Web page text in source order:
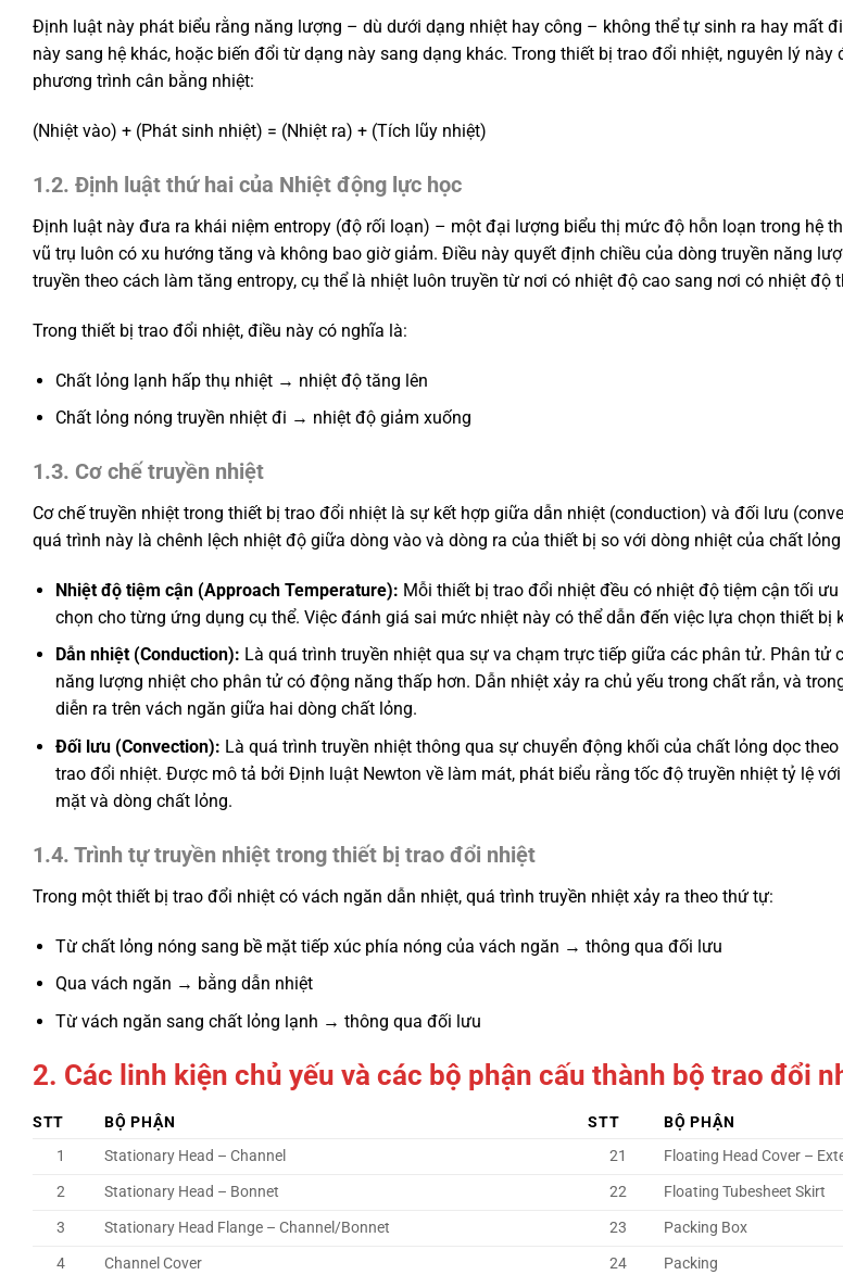
Định luật này phát biểu rằng năng lượng – dù dưới dạng nhiệt hay công – không thể tự sinh ra hay mất
này sang hệ khác, hoặc biến đổi từ dạng này sang dạng khác. Trong thiết bị trao đổi nhiệt, nguyên lý này
phương trình cân bằng nhiệt:
(Nhiệt vào) + (Phát sinh nhiệt) = (Nhiệt ra) + (Tích lũy nhiệt)
1.2. Định luật thứ hai của Nhiệt động lực học
Định luật này đưa ra khái niệm entropy (độ rối loạn) – một đại lượng biểu thị mức độ hỗn loạn trong hệ
vũ trụ luôn có xu hướng tăng và không bao giờ giảm. Điều này quyết định chiều của dòng truyền năng
truyền theo cách làm tăng entropy, cụ thể là nhiệt luôn truyền từ nơi có nhiệt độ cao sang nơi có nhiệt độ
Trong thiết bị trao đổi nhiệt, điều này có nghĩa là:
Chất lỏng lạnh hấp thụ nhiệt → nhiệt độ tăng lên
Chất lỏng nóng truyền nhiệt đi → nhiệt độ giảm xuống
1.3. Cơ chế truyền nhiệt
Cơ chế truyền nhiệt trong thiết bị trao đổi nhiệt là sự kết hợp giữa dẫn nhiệt (conduction) và đối lưu
quá trình này là chênh lệch nhiệt độ giữa dòng vào và dòng ra của thiết bị so với dòng nhiệt của chất
Nhiệt độ tiệm cận (Approach Temperature): Mỗi thiết bị trao đổi nhiệt đều có nhiệt độ tiệm cận tối
chọn cho từng ứng dụng cụ thể. Việc đánh giá sai mức nhiệt này có thể dẫn đến việc lựa chọn thiết bị
Dẫn nhiệt (Conduction): Là quá trình truyền nhiệt qua sự va chạm trực tiếp giữa các phân tử. Phân tử
năng lượng nhiệt cho phân tử có động năng thấp hơn. Dẫn nhiệt xảy ra chủ yếu trong chất rắn, và
diễn ra trên vách ngăn giữa hai dòng chất lỏng.
Đối lưu (Convection): Là quá trình truyền nhiệt thông qua sự chuyển động khối của chất lỏng dọc
trao đổi nhiệt. Được mô tả bởi Định luật Newton về làm mát, phát biểu rằng tốc độ truyền nhiệt tỷ lệ
mặt và dòng chất lỏng.
1.4. Trình tự truyền nhiệt trong thiết bị trao đổi nhiệt
Trong một thiết bị trao đổi nhiệt có vách ngăn dẫn nhiệt, quá trình truyền nhiệt xảy ra theo thứ tự:
Từ chất lỏng nóng sang bề mặt tiếp xúc phía nóng của vách ngăn → thông qua đối lưu
Qua vách ngăn → bằng dẫn nhiệt
Từ vách ngăn sang chất lỏng lạnh → thông qua đối lưu
2. Các linh kiện chủ yếu và các bộ phận cấu thành bộ trao đổi
STT BỘ PHẬN STT
BỘ PHẬN
1
Stationary Head – Channel 21
Floating Head Cover –
2
Stationary Head – Bonnet 22
Floating Tubesheet Skirt
3
Stationary Head Flange – Channel/Bonnet 23
Packing Box
4
Channel Cover 24
Packing